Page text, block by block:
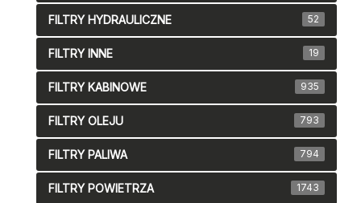
FILTRY HYDRAULICZNE 52
FILTRY INNE 19
FILTRY KABINOWE 935
FILTRY OLEJU 793
FILTRY PALIWA 794
FILTRY POWIETRZA 1743